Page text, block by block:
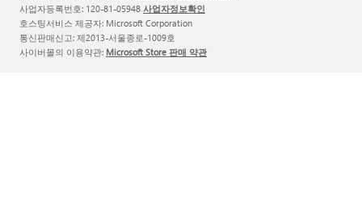
사업자등록번호: 120-81-05948 사업자정보확인
호스팅서비스 제공자: Microsoft Corporation
통신판매신고: 제2013-서울종로-1009호
사이버몰의 이용약관: Microsoft Store 판매 약관